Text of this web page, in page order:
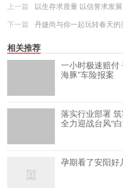
上一篇
以生存求质量 以信誉求发
下一篇
丹婕尚与你一起玩转春天的
相关推荐
一小时极速赔付
海豚”车险报案
落实行业部署
全力迎战台风“
孕期看了安阳好